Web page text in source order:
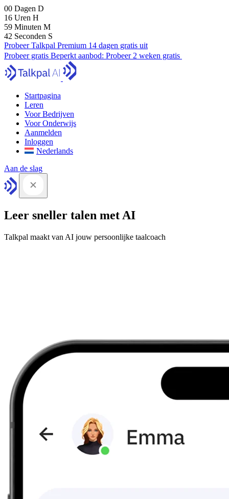
00 Dagen D
16 Uren H
59 Minuten M
41 Seconden S
Probeer Talkpal Premium 14 dagen gratis uit
Probeer gratis Beperkt aanbod: Probeer 2 weken gratis
Startpagina
Leren
Voor Bedrijven
Voor Onderwijs
Aanmelden
Inloggen
Nederlands
Aan de slag
Leer sneller talen met AI
Talkpal maakt van AI jouw persoonlijke taalcoach